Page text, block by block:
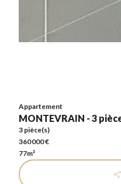
Appartement
MONTEVRAIN - 3
3 pièce(s)
360 000 €
77m²